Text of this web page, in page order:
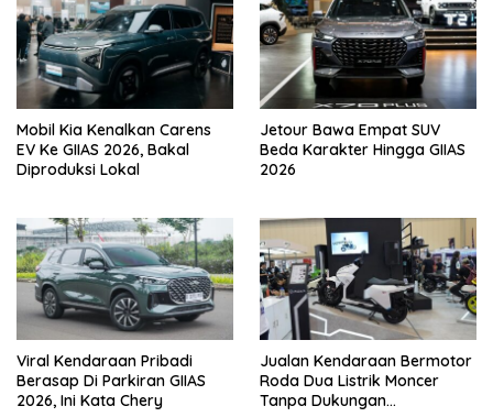
Mobil Kia Kenalkan Carens
EV Ke GIIAS 2026, Bakal
Diproduksi Lokal
Jetour Bawa Empat SUV
Beda Karakter Hingga GIIAS
2026
Viral Kendaraan Pribadi
Berasap Di Parkiran GIIAS
2026, Ini Kata Chery
Jualan Kendaraan Bermotor
Roda Dua Listrik Moncer
Tanpa Dukungan